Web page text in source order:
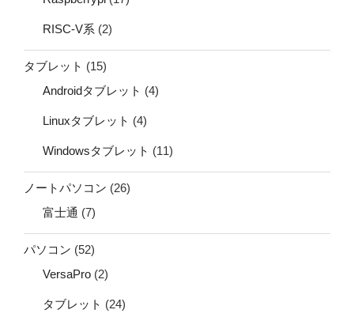
RISC-V系 (2)
タブレット (15)
Androidタブレット (4)
Linuxタブレット (4)
Windowsタブレット (11)
ノートパソコン (26)
富士通 (7)
パソコン (52)
VersaPro (2)
タブレット (24)